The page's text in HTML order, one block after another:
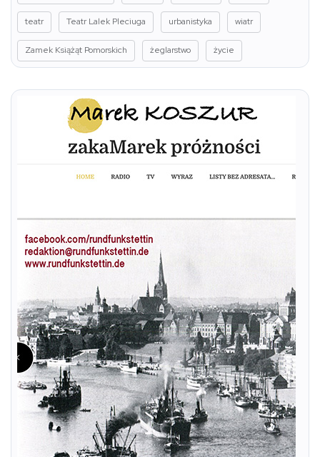
teatr Teatr Lalek Pleciuga urbanistyka wiatr
Zamek Książąt Pomorskich żeglarstwo życie